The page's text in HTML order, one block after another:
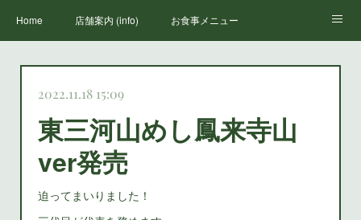
Home 店舗案内 (info) お食事メニュー
2022.11.18 15:09
東三河山めし鳳来寺山
ver発売
迫ってまいりました！